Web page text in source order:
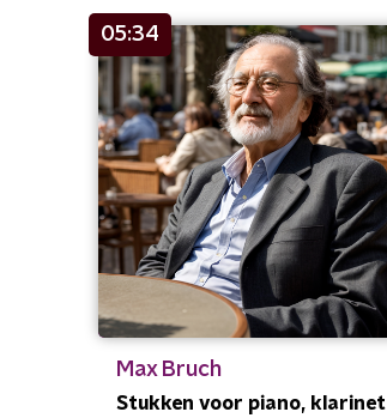
05:34
Max Bruch
Stukken voor piano, klarinet